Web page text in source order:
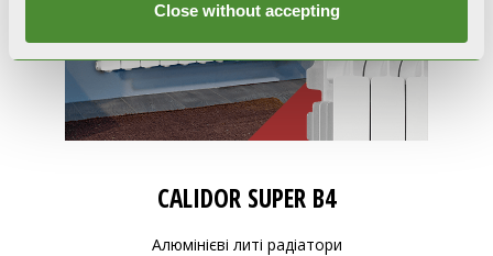
Close without accepting
CALIDOR SUPER B4
Алюмінієві литі радіатори